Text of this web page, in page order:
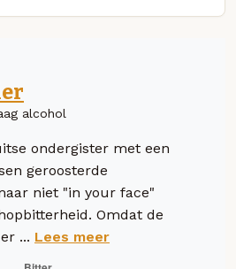
alcohol
ondergister met een
geroosterde
niet "in your face"
Omdat de
... Lees meer